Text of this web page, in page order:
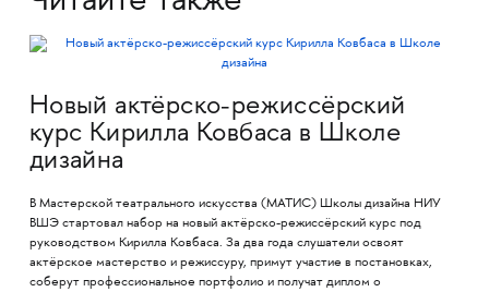
Новый актёрско-режиссёрский
курс Кирилла Ковбаса в Школе
дизайна
В Мастерской театрального искусства (МАТИС) Школы дизайна НИУ
ВШЭ стартовал набор на новый актёрско-режиссёрский курс под
руководством Кирилла Ковбаса. За два года слушатели освоят
актёрское мастерство и режиссуру, примут участие в постановках,
соберут профессиональное портфолио и получат диплом о